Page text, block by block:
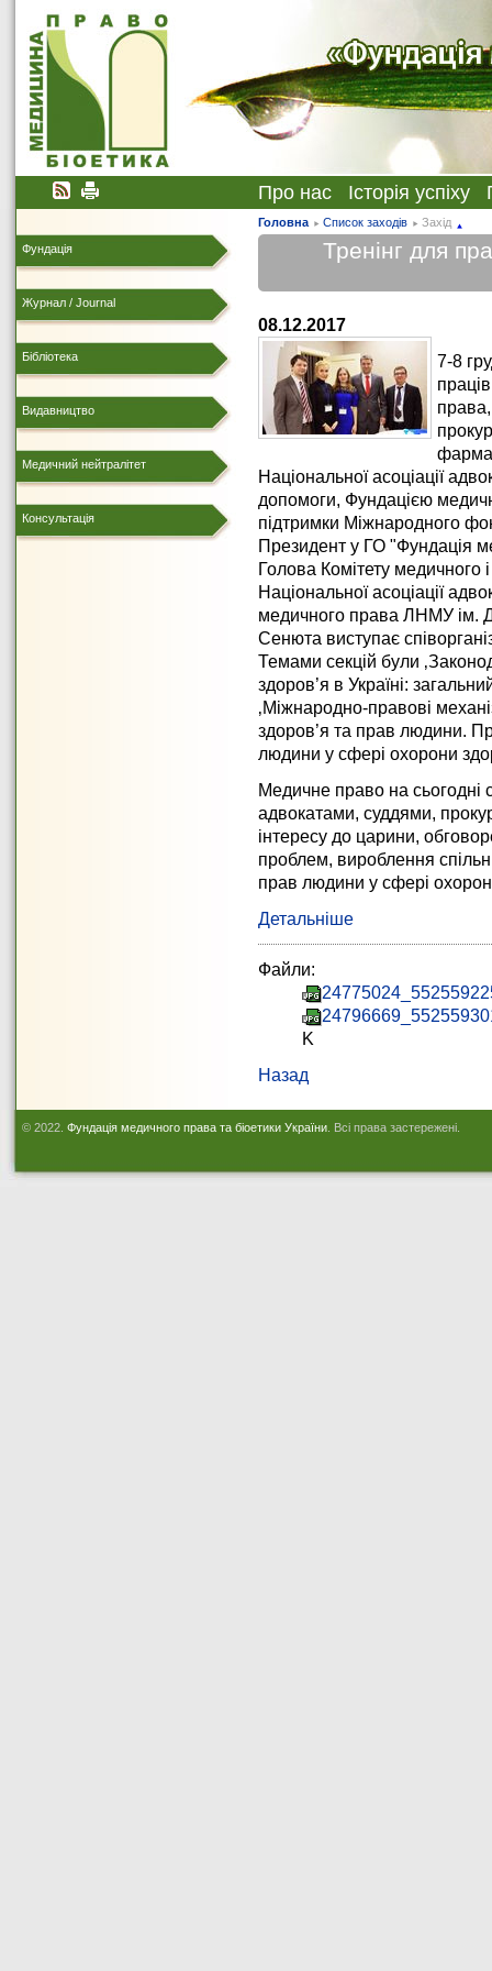
Про нас Історія успіху
Головна Список заходів Захід
Фундація
Журнал / Journal
Бібліотека
Видавництво
Медичний нейтралітет
Консультація
Тренінг для
08.12.2017
7-8
Національної асоціації
допомоги, Фундацією
підтримки Міжнародного
Президент у ГО "Фундація
Голова Комітету медичного
Національної асоціації
медичного права ЛНМУ ім.
Сенюта виступає
Темами секцій були
здоров’я в Україні:
‚Міжнародно-правові
здоров’я та прав людини.
людини у сфері охорони
Медичне право на сьогодні
адвокатами, суддями,
інтересу до царини,
проблем, вироблення
прав людини у сфері
Детальніше
Файли:
K
Назад
© 2022. Фундація медичного права та біоетики України . Всі права застережені.